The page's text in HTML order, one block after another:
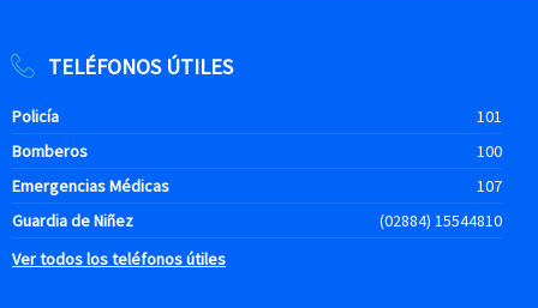
TELÉFONOS ÚTILES
Policía
101
Bomberos
100
Emergencias Médicas
107
Guardia de Niñez
(02884) 15544810
Ver todos los teléfonos útiles